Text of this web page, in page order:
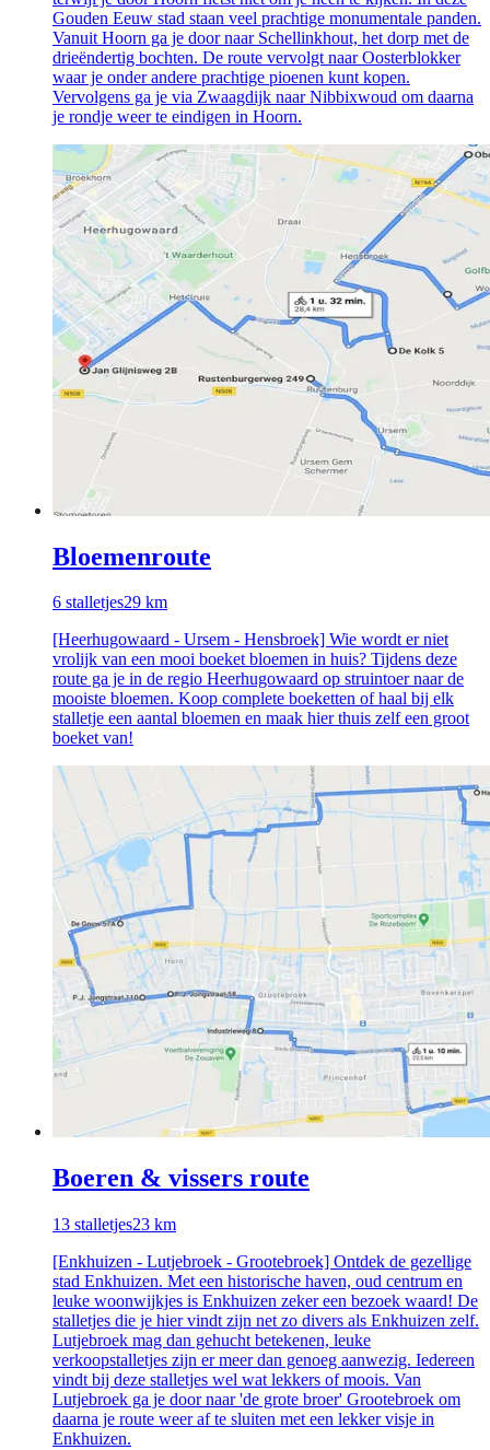
Gouden Eeuw stad staan veel prachtige monumentale panden.
Vanuit Hoorn ga je door naar Schellinkhout, het dorp met de
drieëndertig bochten. De route vervolgt naar Oosterblokker
waar je onder andere prachtige pioenen kunt kopen.
Vervolgens ga je via Zwaagdijk naar Nibbixwoud om daarna
je rondje weer te eindigen in Hoorn.
Bloemenroute
6 stalletjes29 km
[Heerhugowaard - Ursem - Hensbroek] Wie wordt er niet
vrolijk van een mooi boeket bloemen in huis? Tijdens deze
route ga je in de regio Heerhugowaard op struintoer naar de
mooiste bloemen. Koop complete boeketten of haal bij elk
stalletje een aantal bloemen en maak hier thuis zelf een groot
boeket van!
Boeren & vissers route
13 stalletjes23 km
[Enkhuizen - Lutjebroek - Grootebroek] Ontdek de gezellige
stad Enkhuizen. Met een historische haven, oud centrum en
leuke woonwijkjes is Enkhuizen zeker een bezoek waard! De
stalletjes die je hier vindt zijn net zo divers als Enkhuizen zelf.
Lutjebroek mag dan gehucht betekenen, leuke
verkoopstalletjes zijn er meer dan genoeg aanwezig. Iedereen
vindt bij deze stalletjes wel wat lekkers of moois. Van
Lutjebroek ga je door naar 'de grote broer' Grootebroek om
daarna je route weer af te sluiten met een lekker visje in
Enkhuizen.